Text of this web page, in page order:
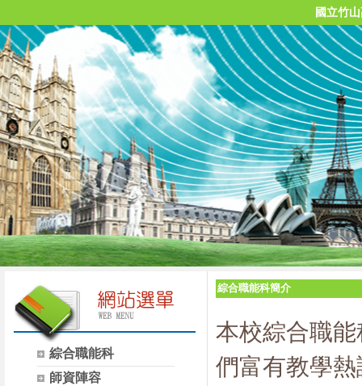
國立竹
綜合職能科
師資陣容
綜合職能科簡介
本校綜合職
們富有教學